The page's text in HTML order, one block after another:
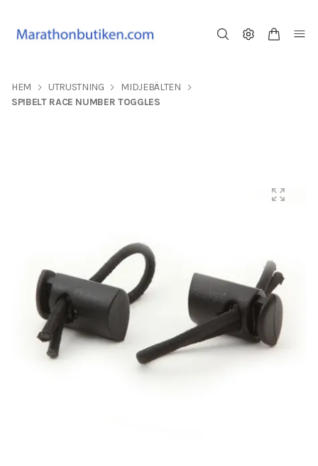
HEM UTRUSTNING
MIDJEBÄLTEN
SPIBELT RACE NUMBER TOGGLES